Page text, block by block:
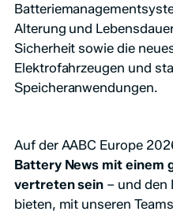
Alterung und
Sicherheit sowie die
Elektrofahrzeugen und
Speicheranwendungen.
Auf der AABC Europe
Battery News mit einem
vertreten sein – und den
bieten, mit unseren